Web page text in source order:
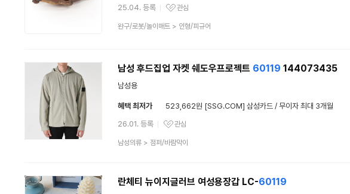
25.04. 등록
관심상품
관심
상
완구/로봇/놀이매트> 인형/피규어
남성 후드집업 자켓 쉐도우프로젝트 60119 144073435
남성용
혜택 최저가
523,662원 [SSG.COM] 삼성카드 / 무이자 최대 3개월
26.01. 등록
관심상품
관심
상
남성의류> 점퍼/바람막이
란체티 뉴이지글러브 여성용장갑 LC-60119